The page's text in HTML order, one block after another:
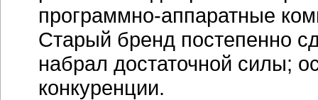
программно-аппаратные
Старый бренд постепенно
набрал достаточной силы;
конкуренции.